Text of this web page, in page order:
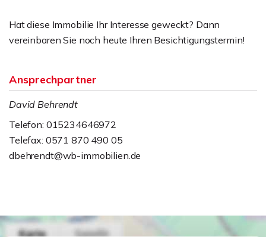
Hat diese Immobilie Ihr Interesse geweckt? Dann
vereinbaren Sie noch heute Ihren Besichtigungstermin!
Ansprechpartner
David Behrendt
Telefon: 015234646972
Telefax: 0571 870 490 05
dbehrendt@wb-immobilien.de